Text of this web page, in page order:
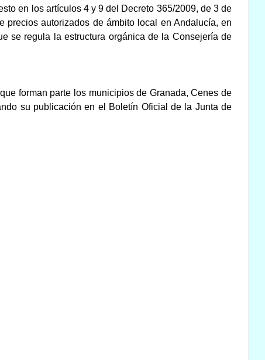
en los artículos 4 y 9 del Decreto 365/2009, de 3 de
precios autorizados de ámbito local en Andalucía, en
se regula la estructura orgánica de la Consejería de
forman parte los municipios de Granada, Cenes de
su publicación en el Boletín Oficial de la Junta de